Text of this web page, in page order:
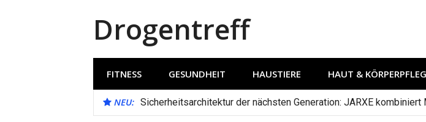
Drogentreff
FITNESS GESUNDHEIT HAUSTIERE HAUT &
NEU: Sicherheitsarchitektur der nächsten Generation: JARXE